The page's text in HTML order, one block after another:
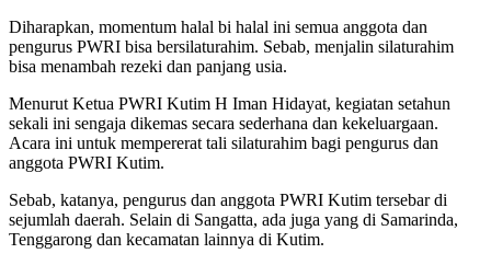
Diharapkan, momentum halal bi halal ini semua anggota dan
pengurus PWRI bisa bersilaturahim. Sebab, menjalin silaturahim
bisa menambah rezeki dan panjang usia.
Menurut Ketua PWRI Kutim H Iman Hidayat, kegiatan setahun
sekali ini sengaja dikemas secara sederhana dan kekeluargaan.
Acara ini untuk mempererat tali silaturahim bagi pengurus dan
anggota PWRI Kutim.
Sebab, katanya, pengurus dan anggota PWRI Kutim tersebar di
sejumlah daerah. Selain di Sangatta, ada juga yang di Samarinda,
Tenggarong dan kecamatan lainnya di Kutim.